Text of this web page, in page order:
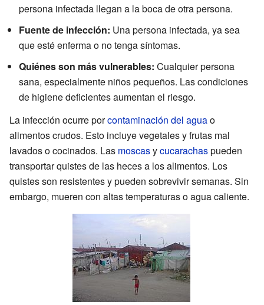
persona infectada llegan a la boca de otra persona.
Fuente de infección: Una persona infectada, ya sea
que esté enferma o no tenga síntomas.
Quiénes son más vulnerables: Cualquier persona
sana, especialmente niños pequeños. Las condiciones
de higiene deficientes aumentan el riesgo.
La infección ocurre porcontaminación del aguao
alimentos crudos. Esto incluye vegetales y frutas mal
lavados o cocinados. Las moscasycucarachaspueden
transportar quistes de las heces a los alimentos. Los
quistes son resistentes y pueden sobrevivir semanas. Sin
embargo, mueren con altas temperaturas o agua caliente.